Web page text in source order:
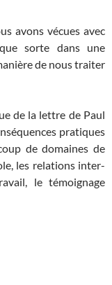
avons vécues avec
sorte dans une
de nous traiter
de la lettre de Paul
pratiques
de domaines de
les relations inter-
le témoignage